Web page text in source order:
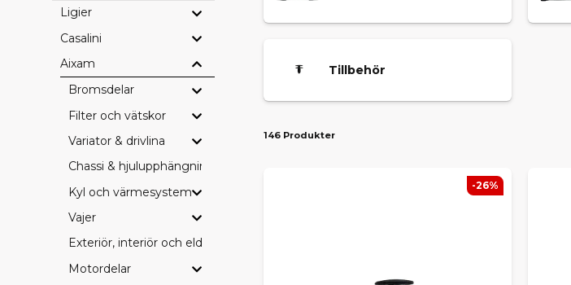
Ligier
Casalini
Aixam
Bromsdelar
Filter och vätskor
Variator & drivlina
Chassi & hjulupphängning
Kyl och värmesystem
Vajer
Exteriör, interiör och eldetaljer
Motordelar
Tillbehör
146 Produkter
-26%